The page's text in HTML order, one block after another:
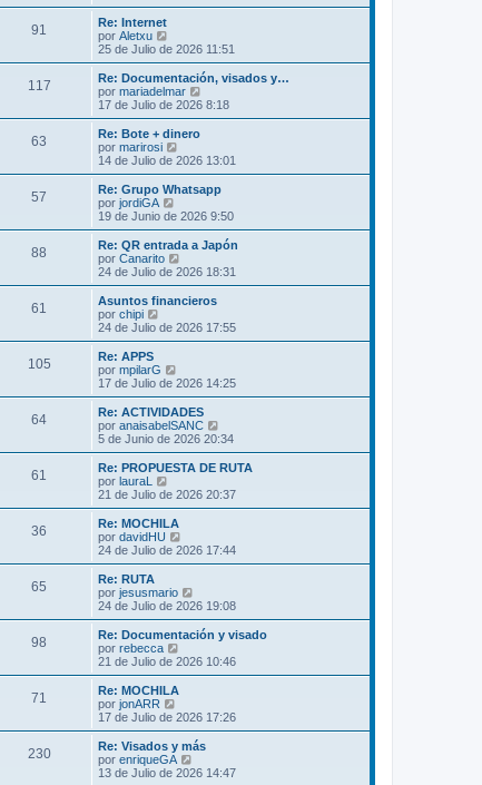
e
j
e
m
o
m
e
s
a
j
e
r
t
m
o
m
e
s
j
e
91
Re: Internet
por Aletxu
e
r
ú
l
t
m
o
m
e
s
a
j
e
25 de Julio de 2026 11:51
117
Re: Documentación, visados y…
por mariadelmar
e
r
t
o
m
e
s
j
e
17 de Julio de 2026 8:18
63
Re: Bote + dinero
por marirosi
e
r
ú
t
m
o
m
e
s
j
e
14 de Julio de 2026 13:01
57
Re: Grupo Whatsapp
por jordiGA
e
r
ú
l
t
o
m
e
a
j
e
19 de Junio de 2026 9:50
88
Re: QR entrada a Japón
por Canarito
e
r
ú
t
m
e
s
a
j
e
24 de Julio de 2026 18:31
61
Asuntos financieros
por chipi
e
r
l
t
m
o
m
e
s
a
j
e
24 de Julio de 2026 17:55
105
Re: APPS
por mpilarG
e
r
ú
l
t
m
o
m
e
s
a
j
e
17 de Julio de 2026 14:25
64
Re: ACTIVIDADES
por anaisabelSANC
e
r
ú
t
m
e
j
e
5 de Junio de 2026 20:34
61
Re: PROPUESTA DE RUTA
por lauraL
e
r
ú
l
t
o
m
e
s
a
j
e
21 de Julio de 2026 20:37
36
Re: MOCHILA
por davidHU
e
r
l
t
o
m
e
j
e
24 de Julio de 2026 17:44
65
Re: RUTA
por jesusmario
e
r
ú
t
m
e
n
s
j
24 de Julio de 2026 19:08
98
Re: Documentación y visado
por rebecca
e
r
t
o
m
e
21 de Julio de 2026 10:46
71
Re: MOCHILA
por jonARR
e
r
ú
t
17 de Julio de 2026 17:26
230
Re: Visados y más
por enriqueGA
e
13 de Julio de 2026 14:47